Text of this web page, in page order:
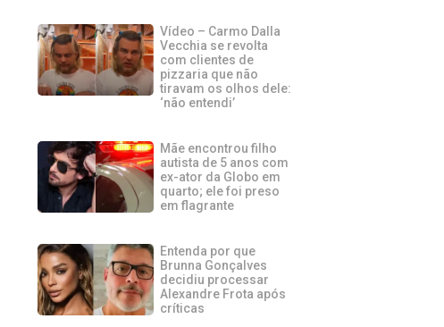
Vídeo – Carmo Dalla
Vecchia se revolta
com clientes de
pizzaria que não
tiravam os olhos dele:
‘não entendi’
Mãe encontrou filho
autista de 5 anos com
ex-ator da Globo em
quarto; ele foi preso
em flagrante
Entenda por que
Brunna Gonçalves
decidiu processar
Alexandre Frota após
críticas